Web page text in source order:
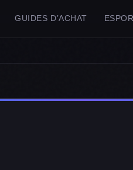
GUIDES D’ACHAT